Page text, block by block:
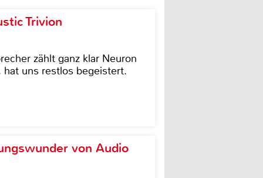
Trivion
zählt ganz klar Neuron
uns restlos begeistert.
von Audio